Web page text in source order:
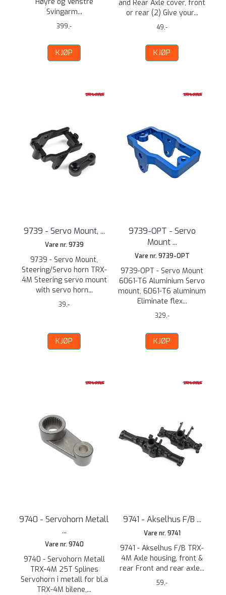
Svingarm...
399,-
KJØP
and Rear Axle cover, front
or rear (2) Give your...
49,-
KJØP
9739 - Servo Mount, ...
Vare nr. 9739
9739 - Servo Mount,
Steering/Servo horn TRX-
4M Steering servo mount
with servo horn...
39,-
KJØP
9739-OPT - Servo
Mount ...
Vare nr. 9739-OPT
9739-OPT - Servo Mount
6061-T6 Aluminium Servo
mount, 6061-T6 aluminum
Eliminate flex...
329,-
KJØP
9740 - Servohorn Metall
...
Vare nr. 9740
9740 - Servohorn Metall
TRX-4M 25T Splines
Servohorn i metall for bl.a
TRX-4M bilene,...
9741 - Akselhus F/B ...
Vare nr. 9741
9741 - Akselhus F/B TRX-
4M Axle housing, front &
rear Front and rear axle...
59,-